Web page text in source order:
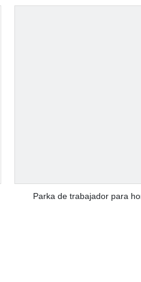
Parka de trabajador para